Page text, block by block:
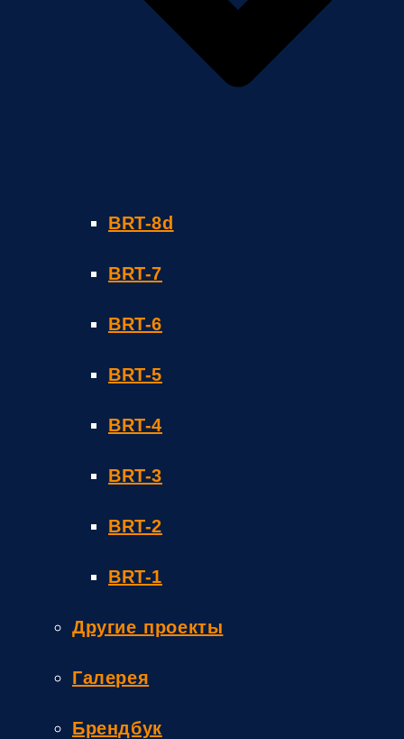
BRT-8d
BRT-7
BRT-6
BRT-5
BRT-4
BRT-3
BRT-2
BRT-1
Другие проекты
Галерея
Брендбук